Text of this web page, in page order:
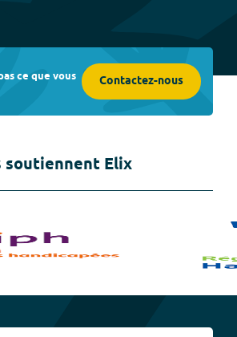
ce que vous Contactez-nous
soutiennent Elix